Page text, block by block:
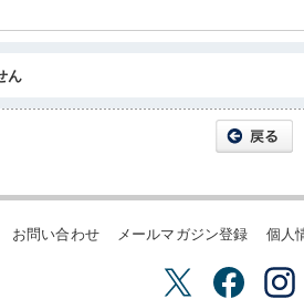
ん
お問い合わせ メールマガジン登録 個人